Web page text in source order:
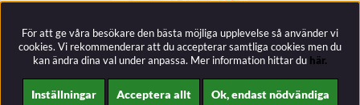
Prenumerera på vårat nyhetsbrev
För att ge våra besökare den bästa möjliga upplevelse så använder vi
cookies. Vi rekommenderar att du accepterar samtliga cookies men du
kan ändra dina val under anpassa. Mer information hittar du här.
Inställningar Acceptera allt Ok, endast nödvändiga